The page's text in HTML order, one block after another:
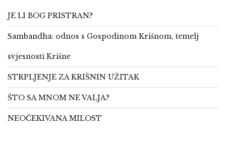
JE LI BOG PRISTRAN?
Sambandha: odnos s Gospodinom Krišnom, temelj
svjesnosti Krišne
STRPLJENJE ZA KRIŠNIN UŽITAK
ŠTO SA MNOM NE VALJA?
NEOČEKIVANA MILOST